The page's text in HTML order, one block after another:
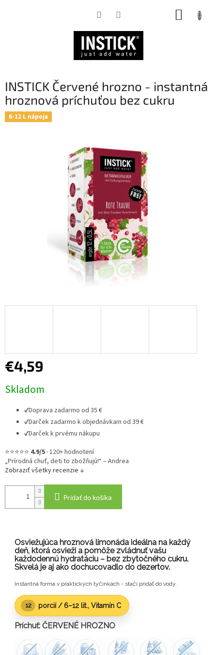
INSTICK Červené hrozno - instantná
hroznová príchuťou bez cukru
6-12 L nápoja
€4,59
cena:
Skladom
✔Doprava zadarmo od 35 €
✔Darček zadarmo k objednávkam od 39 €
✔Darček k prvému nákupu
⭐⭐⭐⭐⭐ 4.9/5 · 120+ hodnotení
„Prírodná chuť, deti to zbožňujú!“ – Andrea
Zobraziť všetky recenzie ↓
Pridať do košíka
Osviežujúca hroznová limonáda ideálna na každý
deň, ktorá osvieži a pomôže zvládnuť vašu
každodennú hydratáciu – bez zbytočného cukru.
Skvelá je aj ako dochucovadlo do dezertov.
Instantná forma v praktických tyčinkách - stačí pridať do vody.
12 porcií / 6–12 lit., Vitamín C
Príchuť: ČERVENÉ HROZNO